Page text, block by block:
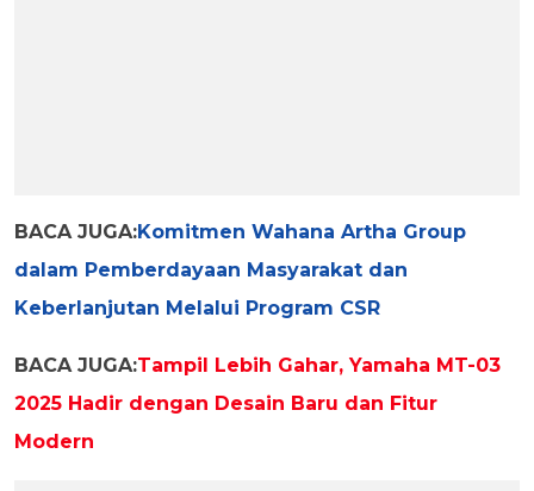
BACA JUGA:Komitmen Wahana Artha Group
dalam Pemberdayaan Masyarakat dan
Keberlanjutan Melalui Program CSR
BACA JUGA:Tampil Lebih Gahar, Yamaha MT-03
2025 Hadir dengan Desain Baru dan Fitur
Modern